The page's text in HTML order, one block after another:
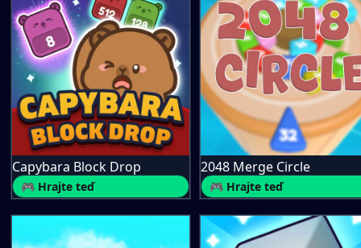
Capybara Block Drop
🎮 Hrajte teď
2048 Merge Circle
🎮 Hrajte teď